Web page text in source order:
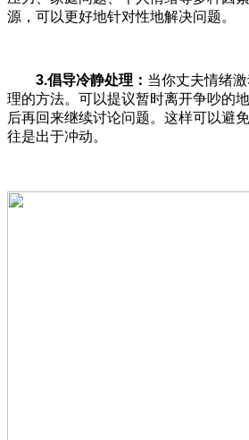
源，可以更好地针对性地解决问题。
3.倡导冷静处理： 当你丈夫情绪
理的方法。可以提议暂时离开争吵的
后再回来继续讨论问题。这样可以避
往是出于冲动。